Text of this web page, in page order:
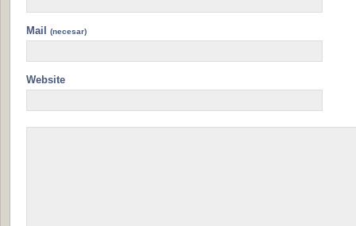
Mail (necesar)
Website